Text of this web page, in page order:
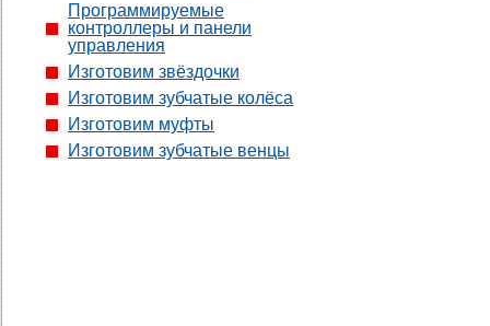
Программируемые
контроллеры и панели
управления
Изготовим звёздочки
Изготовим зубчатые колёса
Изготовим муфты
Изготовим зубчатые венцы